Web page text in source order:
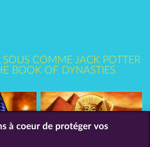
COMME JACK POTTER
BOOK OF DYNASTIES
à coeur de protéger vos